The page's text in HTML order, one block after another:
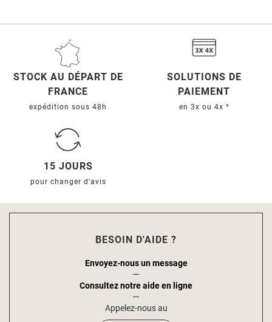
STOCK AU DÉPART DE
FRANCE
expédition sous 48h
SOLUTIONS DE
PAIEMENT
en 3x ou 4x *
15 JOURS
pour changer d'avis
BESOIN D'AIDE ?
Envoyez-nous un message
Consultez notre aide en ligne
Appelez-nous au